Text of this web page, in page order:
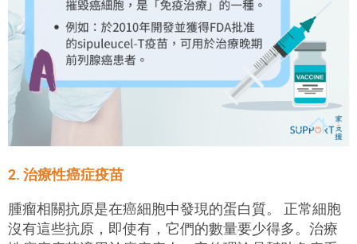
2. 治療性癌症疫苗
腫瘤相關抗原是在癌細胞中發現的蛋白質。 正常細胞
沒有這些抗原，即使有，它們的數量要少得多。治療